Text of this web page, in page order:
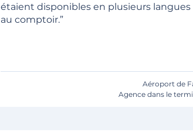
étaient disponibles en plusieurs langues
au comptoir.”
Aéroport de
Agence dans le